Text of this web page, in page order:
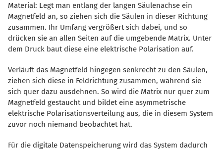
Material: Legt man entlang der langen Säulenachse ein
Magnetfeld an, so ziehen sich die Säulen in dieser Richtung
zusammen. Ihr Umfang vergrößert sich dabei, und so
drücken sie an allen Seiten auf die umgebende Matrix. Unter
dem Druck baut diese eine elektrische Polarisation auf.
Verläuft das Magnetfeld hingegen senkrecht zu den Säulen,
ziehen sich diese in Feldrichtung zusammen, während sie
sich quer dazu ausdehnen. So wird die Matrix nur quer zum
Magnetfeld gestaucht und bildet eine asymmetrische
elektrische Polarisationsverteilung aus, die in diesem System
zuvor noch niemand beobachtet hat.
Für die digitale Datenspeicherung wird das System dadurch